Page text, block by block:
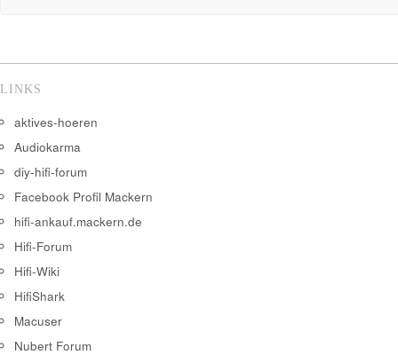
LINKS
aktives-hoeren
Audiokarma
diy-hifi-forum
Facebook Profil Mackern
hifi-ankauf.mackern.de
Hifi-Forum
Hifi-Wiki
HifiShark
Macuser
Nubert Forum